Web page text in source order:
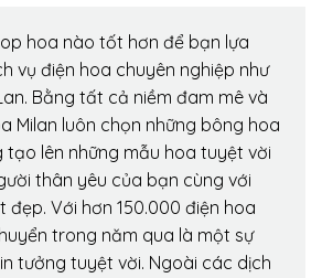
hoa nào tốt hơn để bạn lựa
vụ điện hoa chuyên nghiệp như
Bằng tất cả niềm đam mê và
Milan luôn chọn những bông hoa
tạo lên những mẫu hoa tuyệt vời
thân yêu của bạn cùng với
đẹp. Với hơn 150.000 điện hoa
trong năm qua là một sự
tưởng tuyệt vời. Ngoài các dịch